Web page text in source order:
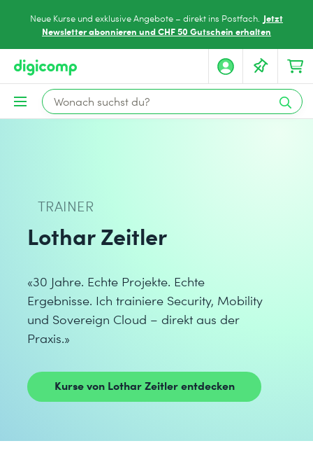
Neue Kurse und exklusive Angebote – direkt ins Postfach. Jetzt
Newsletter abonnieren und CHF 50 Gutschein erhalten
TRAINER
Lothar Zeitler
«30 Jahre. Echte Projekte. Echte
Ergebnisse. Ich trainiere Security, Mobility
und Sovereign Cloud – direkt aus der
Praxis.»
Kurse von Lothar Zeitler entdecken